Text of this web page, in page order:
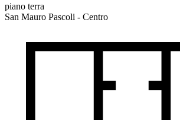
piano terra
San Mauro Pascoli - Centro